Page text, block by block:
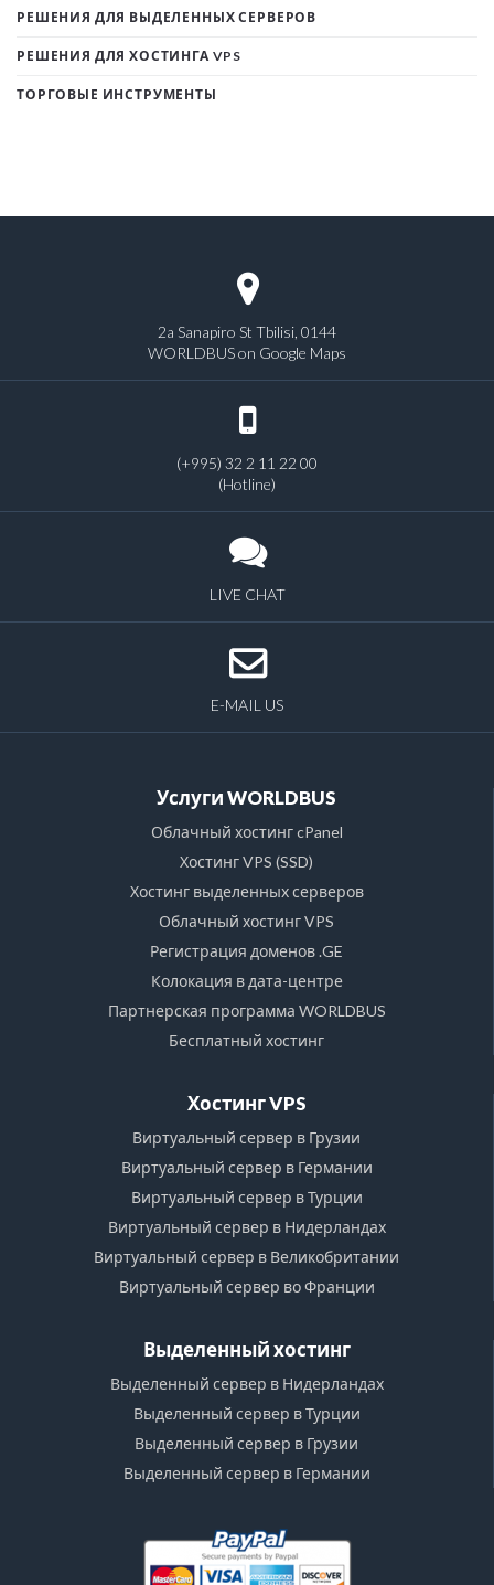
РЕШЕНИЯ ДЛЯ ВЫДЕЛЕННЫХ СЕРВЕРОВ
РЕШЕНИЯ ДЛЯ ХОСТИНГА VPS
ТОРГОВЫЕ ИНСТРУМЕНТЫ
2a Sanapiro St Tbilisi, 0144
WORLDBUS on Google Maps
(+995) 32 2 11 22 00
(Hotline)
LIVE CHAT
E-MAIL US
Услуги WORLDBUS
Облачный хостинг cPanel
Хостинг VPS (SSD)
Хостинг выделенных серверов
Облачный хостинг VPS
Регистрация доменов .GE
Колокация в дата-центре
Партнерская программа WORLDBUS
Бесплатный хостинг
Хостинг VPS
Виртуальный сервер в Грузии
Виртуальный сервер в Германии
Виртуальный сервер в Турции
Виртуальный сервер в Нидерландах
Виртуальный сервер в Великобритании
Виртуальный сервер во Франции
Выделенный хостинг
Выделенный сервер в Нидерландах
Выделенный сервер в Турции
Выделенный сервер в Грузии
Выделенный сервер в Германии